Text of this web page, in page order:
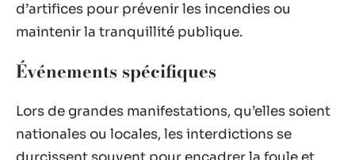
d’artifices pour prévenir les incendies ou
maintenir la tranquillité publique.
Événements spécifiques
Lors de grandes manifestations, qu’elles soient
nationales ou locales, les interdictions se